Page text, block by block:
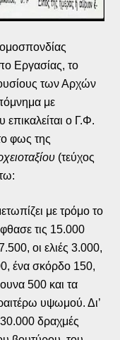
Εργασίας, το
των Αρχών
με
ο Γ.Φ.
φως της
(τεύχος
με τρόμο το
τις 15.000
οι ελιές 3.000,
ένα σκόρδο 150,
500 και τα
υψωμού. Δι’
30.000 δραχμές